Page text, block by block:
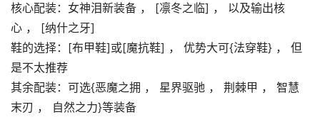
核心配装：女神泪新装备 ， [凛冬之临] ， 以及输出核
心 ， [纳什之牙]
鞋的选择：[布甲鞋]或[魔抗鞋] ， 优势大可{法穿鞋} ， 但
是不太推荐
其余配装：可选{恶魔之拥 ， 星界驱驰 ， 荆棘甲 ， 智慧
末刃 ， 自然之力}等装备